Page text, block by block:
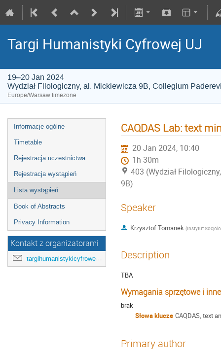
Targi Humanistyki Cyfrowej UJ
19–20 Jan 2024
Wydział Filologiczny, al. Mickiewicza 9B, Collegium
Europe/Warsaw timezone
Informacje ogólne
Timetable
Rejestracja uczestnictwa
Rejestracja wystąpień
Lista wystąpień
Book of Abstracts
Privacy Information
Kontakt z organizatorami
targihumanistykicyfrowejuj@gmail.com
CAQDAS Lab: text
20 Jan 2024, 10:40
1h 30m
403 (Wydział
9B)
Speaker
Krzysztof Tomanek (Instytut Socjologii, Wydział
Description
TBA
Wymagania sprzętowe i inne
brak
Słowa klucze CAQDAS, text
Primary author